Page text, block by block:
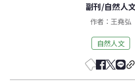
副刊/自然人
作者：王堯弘
自然人文